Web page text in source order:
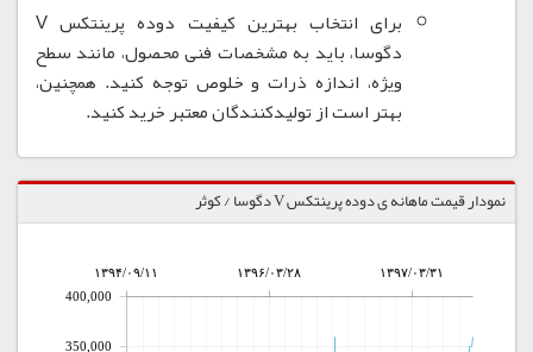
برای انتخاب بهترین کیفیت دوده پرینتکس V
دگوسا، باید به مشخصات فنی محصول، مانند سطح
ویژه، اندازه ذرات و خلوص توجه کنید. همچنین،
بهتر است از تولیدکنندگان معتبر خرید کنید.
نمودار قیمت ماهانه ی دوده پرینتکس V دگوسا / کوثر
۱۳۹۴/۰۹/۱۱ ۱۳۹۶/۰۳/۲۸ ۱۳۹۷/۰۳/۳۱
350,000
400,000